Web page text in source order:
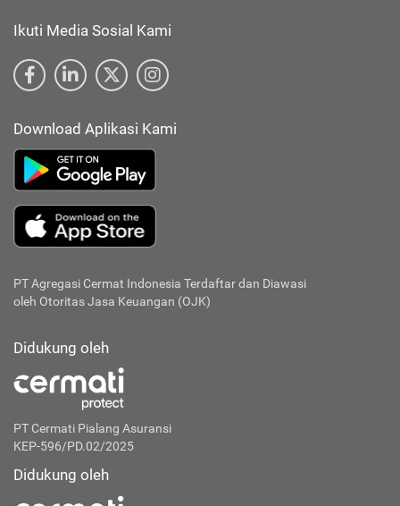
Ikuti Media Sosial Kami
Download Aplikasi Kami
PT Agregasi Cermat Indonesia Terdaftar dan Diawasi
oleh Otoritas Jasa Keuangan (OJK)
Didukung oleh
PT Cermati Pialang Asuransi
KEP-596/PD.02/2025
Didukung oleh